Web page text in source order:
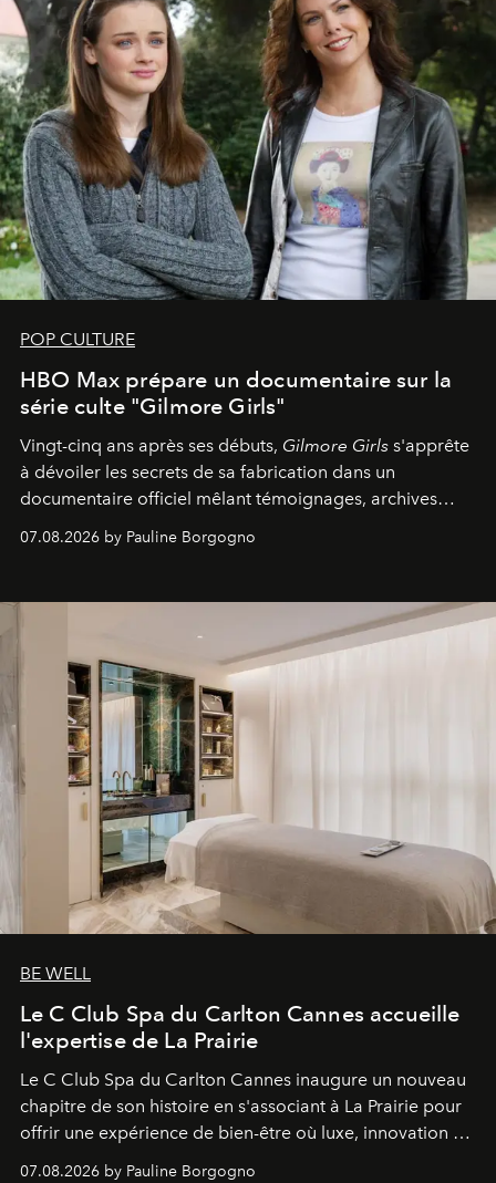
POP CULTURE
HBO Max prépare un documentaire sur la
série culte "Gilmore Girls"
Vingt-cinq ans après ses débuts, Gilmore Girls s'apprête
à dévoiler les secrets de sa fabrication dans un
documentaire officiel mêlant témoignages, archives
générationnel.
07.08.2026 by Pauline Borgogno
BE WELL
Le C Club Spa du Carlton Cannes accueille
l'expertise de La Prairie
Le C Club Spa du Carlton Cannes inaugure un nouveau
chapitre de son histoire en s'associant à La Prairie pour
offrir une expérience de bien-être où luxe, innovation et
07.08.2026 by Pauline Borgogno